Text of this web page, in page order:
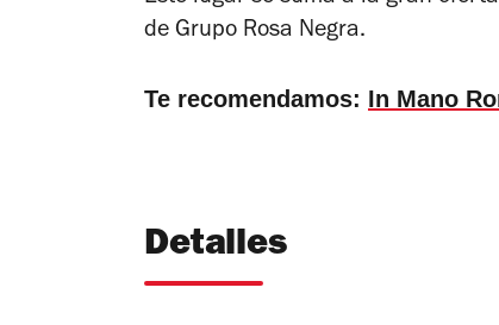
de Grupo Rosa Negra.
Te recomendamos: In Mano
Detalles